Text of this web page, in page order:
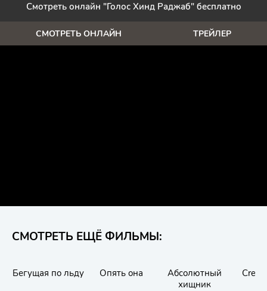
Смотреть онлайн "Голос Хинд Раджаб" бесплатно
СМОТРЕТЬ ОНЛАЙН ТРЕЙЛЕР
СМОТРЕТЬ ЕЩЁ ФИЛЬМЫ:
Бегущая по льду Опять она
Абсолютный
хищник